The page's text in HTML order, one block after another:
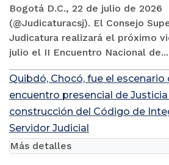
Bogotá D.C., 22 de julio de 2026
(@Judicaturacsj). El Consejo
Judicatura realizará el próximo
julio el II Encuentro Nacional de...
Quibdó, Chocó, fue el
encuentro presencial de
construcción del Código de
Servidor Judicial
Más detalles